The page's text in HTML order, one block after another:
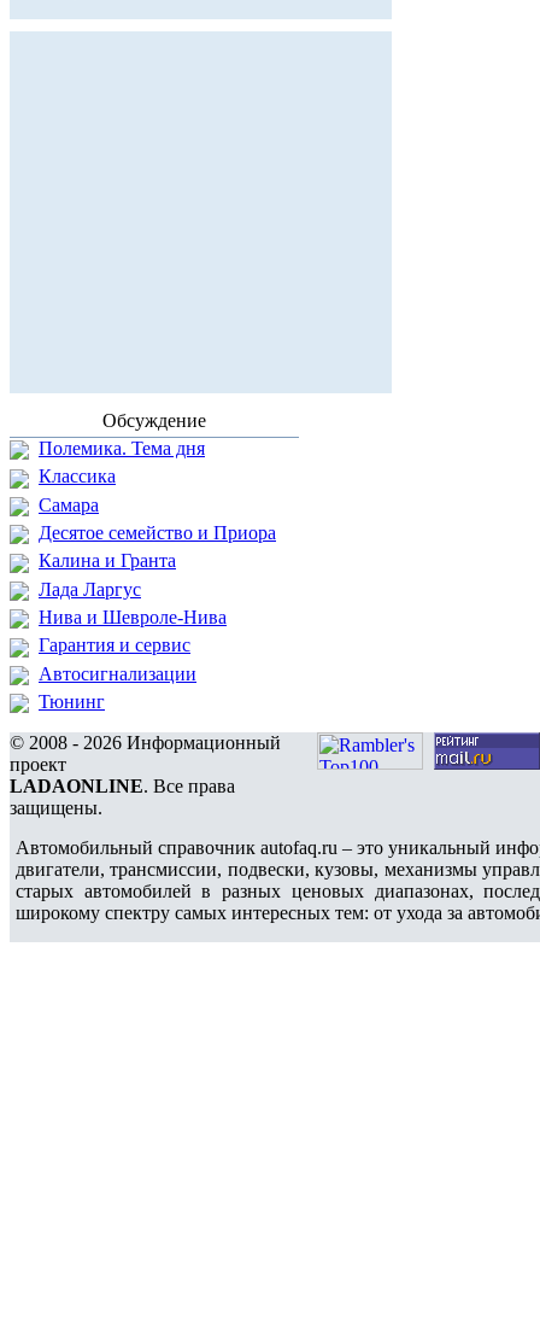
Обсуждение
Полемика. Тема дня
Классика
Самара
Десятое семейство и Приора
Калина и Гранта
Лада Ларгус
Нива и Шевроле-Нива
Гарантия и сервис
Автосигнализации
Тюнинг
© 2008 - 2026 Информационный
проект
LADAONLINE. Все права
защищены.
Автомобильный справочник autofaq.ru – это уникальный
двигатели, трансмиссии, подвески, кузовы, механизмы
старых автомобилей в разных ценовых диапазонах,
широкому спектру самых интересных тем: от ухода за